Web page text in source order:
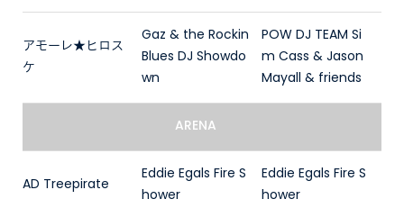
アモーレ★ヒロス
ケ
Gaz & the Rockin
Blues DJ Showdo
wn
POW DJ TEAM Si
m Cass & Jason
Mayall & friends
ARENA
AD Treepirate
Eddie Egals Fire S
hower
Eddie Egals Fire S
hower